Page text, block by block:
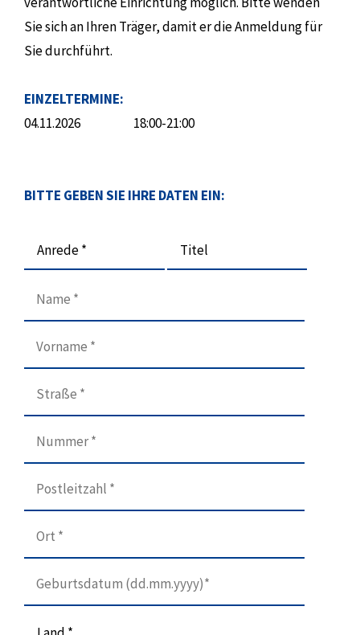
Sie sich an Ihren Träger, damit er die Anmeldung für
Sie durchführt.
EINZELTERMINE:
04.11.2026
18:00-21:00
BITTE GEBEN SIE IHRE DATEN EIN:
Anrede * Titel